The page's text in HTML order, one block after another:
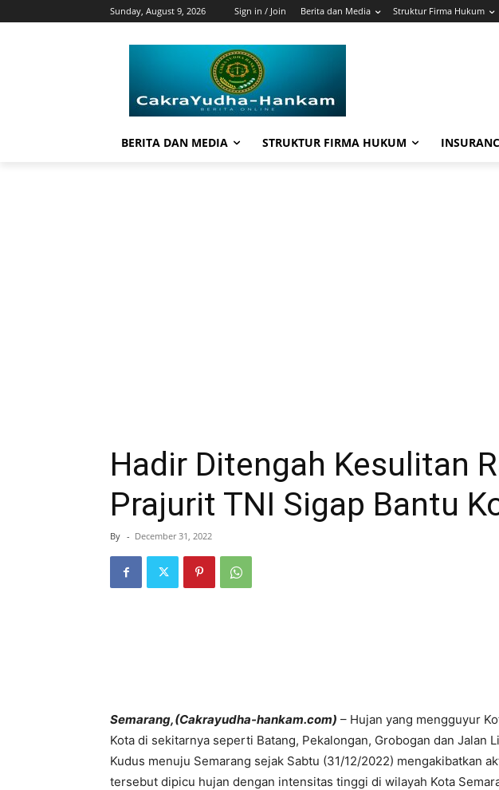
Sunday, August 9, 2026 Sign in / Join Berita dan Media Struktur Firma Hukum
BERITA DAN MEDIA STRUKTUR FIRMA HUKUM
Hadir Ditengah Kesulitan
Prajurit TNI Sigap Bantu
By - December 31, 2022
Semarang,(Cakrayudha-hankam.com) – Hujan yang mengguyur
Kota di sekitarnya seperti Batang, Pekalongan, Grobogan dan Jalan
Kudus menuju Semarang sejak Sabtu (31/12/2022) mengakibatkan
tersebut dipicu hujan dengan intensitas tinggi di wilayah Kota